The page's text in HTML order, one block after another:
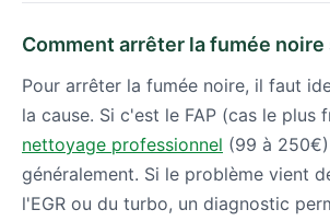
Comment arrêter la fumée noire
Pour arrêter la fumée noire, il faut
la cause. Si c'est le FAP (cas le plus
nettoyage professionnel (99 à
généralement. Si le problème vient
l'EGR ou du turbo, un diagnostic